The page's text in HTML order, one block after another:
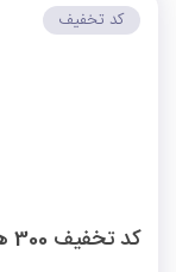
کد تخفیف 300 هزار تومانی لپ تاپ استوک جهان بازار
کد تخفیف